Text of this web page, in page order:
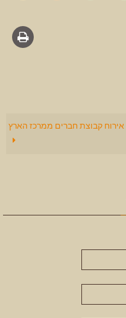
אירוח קבוצת חברים ממרכז הארץ